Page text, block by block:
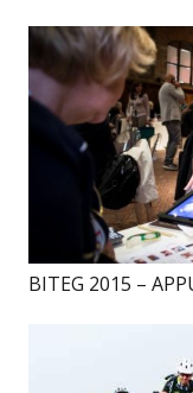
BITEG 2015 –